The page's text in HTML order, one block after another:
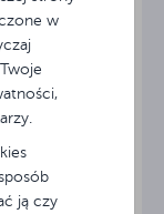
w
ją czy